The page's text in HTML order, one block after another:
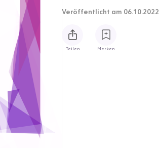
Veröffentlicht am 06.10.2022
Teilen Merken